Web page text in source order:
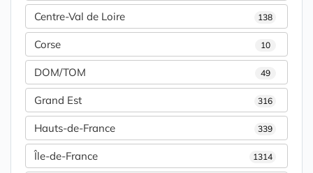
Centre-Val de Loire 138
Corse 10
DOM/TOM 49
Grand Est 316
Hauts-de-France 339
Île-de-France 1314